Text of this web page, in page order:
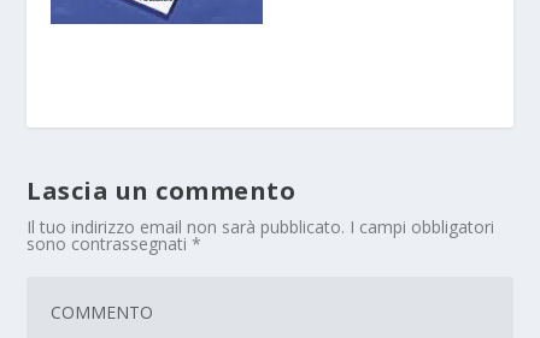
Lascia un commento
Il tuo indirizzo email non sarà pubblicato. I campi obbligatori
sono contrassegnati*